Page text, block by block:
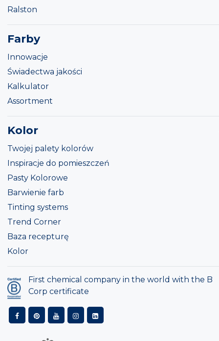
Ralston
Farby
Innowacje
Świadectwa jakości
Kalkulator
Assortment
Kolor
Twojej palety kolorów
Inspiracje do pomieszczeń
Pasty Kolorowe
Barwienie farb
Tinting systems
Trend Corner
Baza recepturę
Kolor
First chemical company in the world with the B
Corp certificate